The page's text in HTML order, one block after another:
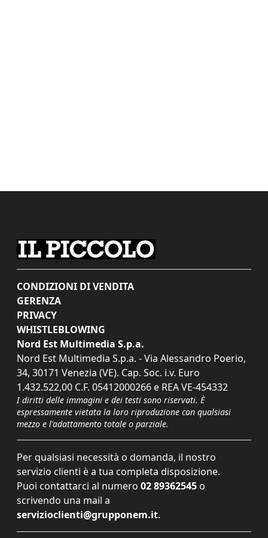
CONDIZIONI DI VENDITA
GERENZA
PRIVACY
WHISTLEBLOWING
Nord Est Multimedia S.p.a.
Nord Est Multimedia S.p.a. - Via Alessandro Poerio,
34, 30171 Venezia (VE). Cap. Soc. i.v. Euro
1.432.522,00 C.F. 05412000266 e REA VE-454332
I diritti delle immagini e dei testi sono riservati. È
espressamente vietata la loro riproduzione con qualsiasi
mezzo e l'adattamento totale o parziale.
Per qualsiasi necessità o domanda, il nostro
servizio clienti è a tua completa disposizione.
Puoi contattarci al numero 02 89362545 o
scrivendo una mail a
servizioclienti@grupponem.it.